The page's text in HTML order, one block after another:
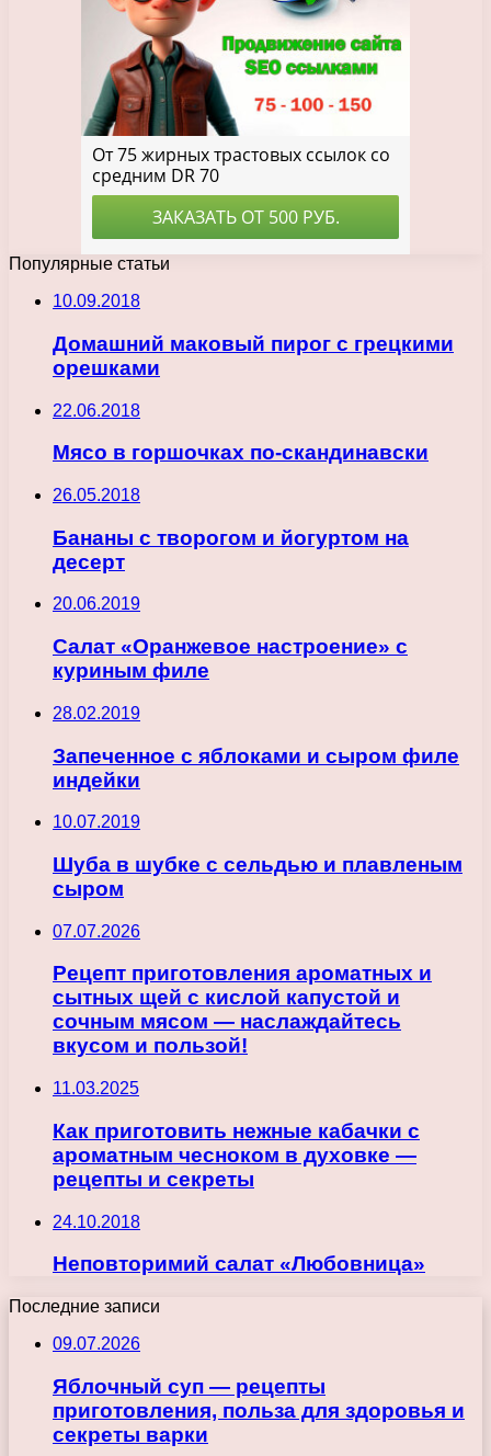
Популярные статьи
10.09.2018
Домашний маковый пирог с грецкими
орешками
22.06.2018
Мясо в горшочках по-скандинавски
26.05.2018
Бананы с творогом и йогуртом на
десерт
20.06.2019
Салат «Оранжевое настроение» с
куриным филе
28.02.2019
Запеченное с яблоками и сыром филе
индейки
10.07.2019
Шуба в шубке с сельдью и плавленым
сыром
07.07.2026
Рецепт приготовления ароматных и
сытных щей с кислой капустой и
сочным мясом — наслаждайтесь
вкусом и пользой!
11.03.2025
Как приготовить нежные кабачки с
ароматным чесноком в духовке —
рецепты и секреты
24.10.2018
Неповторимий салат «Любовница»
Последние записи
09.07.2026
Яблочный суп — рецепты
приготовления, польза для здоровья и
секреты варки